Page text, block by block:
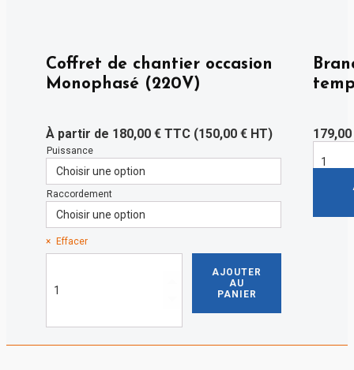
Coffret de chantier occasion
Monophasé (220V)
À partir de 180,00 € TTC (150,00 € HT)
Puissance
Raccordement
Effacer
Coffret
Monophasé
(220V)
AJOUTER
AU
PANIER
179,00